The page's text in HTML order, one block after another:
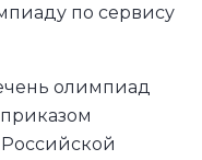
по сервису
олимпиад